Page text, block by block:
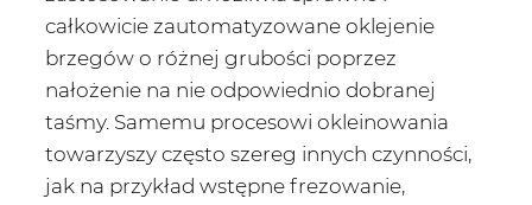
całkowicie zautomatyzowane oklejenie
brzegów o różnej grubości poprzez
nałożenie na nie odpowiednio dobranej
taśmy. Samemu procesowi okleinowania
towarzyszy często szereg innych czynności,
jak na przykład wstępne frezowanie,